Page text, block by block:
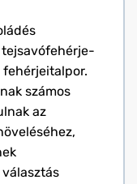
fehérjeitalpor.
számos
az